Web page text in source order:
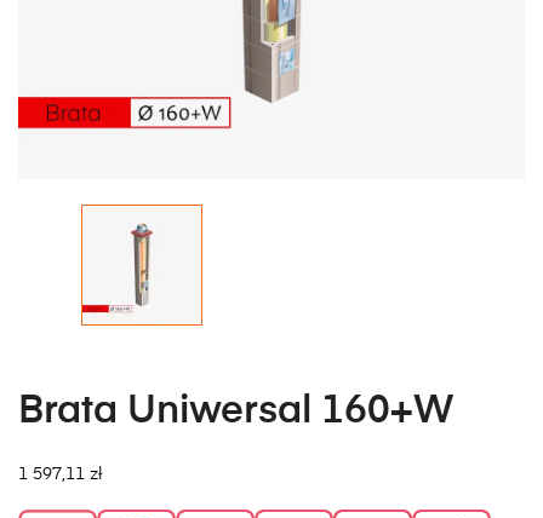
Brata Uniwersal 160+W
1 597,11 zł